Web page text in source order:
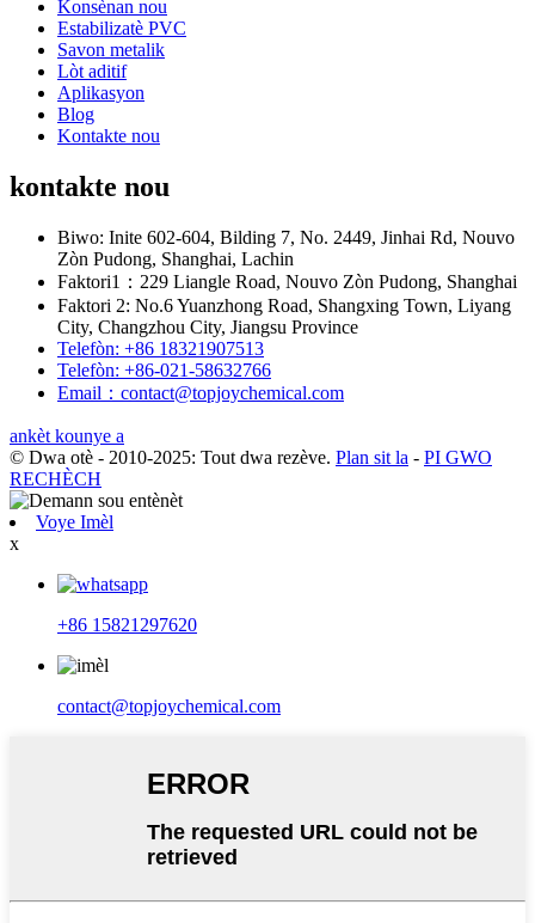
Konsènan nou
Estabilizatè PVC
Savon metalik
Lòt aditif
Aplikasyon
Blog
Kontakte nou
kontakte nou
Biwo: Inite 602-604, Bilding 7, No. 2449, Jinhai Rd, Nouvo
Zòn Pudong, Shanghai, Lachin
Faktori1：229 Liangle Road, Nouvo Zòn Pudong, Shanghai
Faktori 2: No.6 Yuanzhong Road, Shangxing Town, Liyang
City, Changzhou City, Jiangsu Province
Telefòn: +86 18321907513
Telefòn: +86-021-58632766
Email：contact@topjoychemical.com
ankèt kounye a
© Dwa otè - 2010-2025: Tout dwa rezève. Plan sit la - PI GWO
RECHÈCH
Voye Imèl
x
+86 15821297620
contact@topjoychemical.com